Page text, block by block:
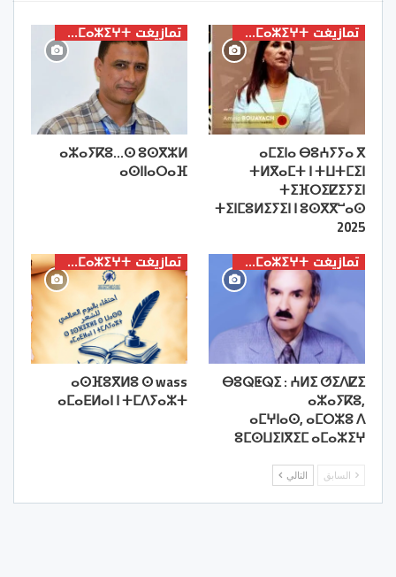
تمازيغت ⵜⴰⵎⴰⵣⵉⵖⵜ
ⴰⵎⵉⵏⴰ ⴱⵓⵄⵢⵢⴰ ⴳ
ⵜⵍⴳⴰⵎⵜ ⵏ ⵜⵡⵜⵎⵉⵏ
ⵜⵉⴼⵔⵉⵇⵉⵢⵉⵏ
ⵜⵉⵏⵎⵓⵍⵉⵢⵉⵏ ⵏ ⵓⵙⴳⴳⵯⴰⵙ
2025
تمازيغت ⵜⴰⵎⴰⵣⵉⵖⵜ
ⴰⵣⴰⵢⴽⵓ…ⵙ ⵓⵙⴳⵣⵍ
ⴰⵙⵏⵏⴰⵔⴰⴼ
تمازيغت ⵜⴰⵎⴰⵣⵉⵖⵜ
ⴱⵓⵕⵟⵕⵉ : ⵄⵍⵉ ⵚⵉⴷⵇⵉ
ⴰⵣⴰⵢⴽⵓ,
ⴰⵎⵖⵏⴰⵙ, ⴰⵎⵔⵣⵓ ⴷ
ⵓⵎⵙⵡⵉⵏⴳⵉⵎ ⴰⵎⴰⵣⵉⵖ
تمازيغت ⵜⴰⵎⴰⵣⵉⵖⵜ
ⴰⵙⴼⵓⴳⵍⵓ ⵙ wass
ⴰⵎⴰⴹⵍⴰⵏ ⵏ ⵜⵎⴷⵢⴰⵣⵜ
السابق التالي